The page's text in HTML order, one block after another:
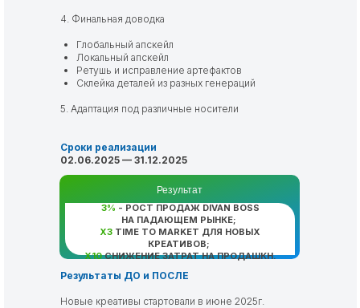
4. Финальная доводка
Глобальный апскейл
Локальный апскейл
Ретушь и исправление артефактов
Склейка деталей из разных генераций
5. Адаптация под различные носители
Сроки реализации
02.06.2025 — 31.12.2025
Результаты ДО и ПОСЛЕ
Новые креативы стартовали в июне 2025г.
Результат
3% - РОСТ ПРОДАЖ DIVAN BOSS
НА ПАДАЮЩЕМ РЫНКЕ;
X3 TIME TO MARKET ДЛЯ НОВЫХ
КРЕАТИВОВ;
X10СНИЖЕНИЕ ЗАТРАТ НА ПРОДАШКН.